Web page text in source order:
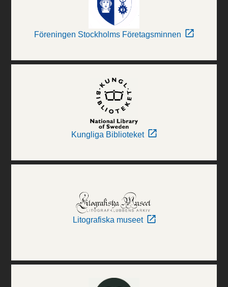
Föreningen Stockholms Företagsminnen
Kungliga Biblioteket
Litografiska museet